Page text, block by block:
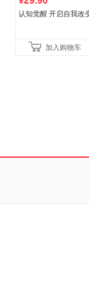
认知觉醒 开启自我改
加入购物车